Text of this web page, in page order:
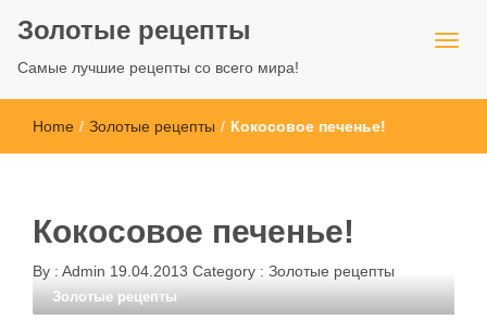
Золотые рецепты
Самые лучшие рецепты со всего мира!
Home / Золотые рецепты / Кокосовое печенье!
Кокосовое печенье!
By : Admin 19.04.2013 Category : Золотые рецепты
Золотые рецепты